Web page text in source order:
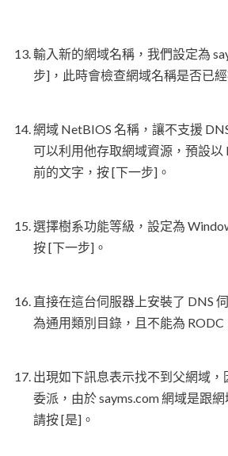
輸入新的網域名稱，我們設定為
步]，此時會檢查網域名稱是否已經
網域 NetBIOS 名稱，讓不支援
可以利用他存取網域資源，預設以
前的文字，按 [下一步]。
選擇樹系功能等級，設定為
按 [下一步]。
直接在這台伺服器上安裝了 DNS
為通用類別目錄，且不能為 RODC
出現如下訊息表示找不到父網域
委派，由於 sayms.com 網域是跟
請按 [是]。